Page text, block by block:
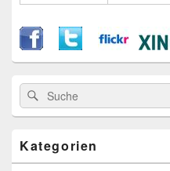
Suche
nach:
Suche
Kategorien